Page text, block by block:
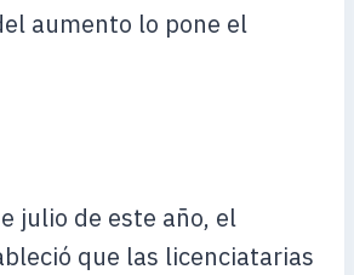
aumento lo pone el
julio de este año, el
que las licenciatarias